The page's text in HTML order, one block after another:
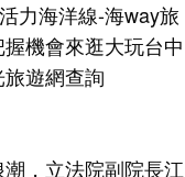
力海洋線-海way旅
機會來逛大玩台中
遊網查詢
，立法院副院長江